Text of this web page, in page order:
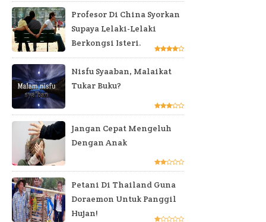
Profesor Di China Syorkan
Supaya Lelaki-Lelaki
Berkongsi Isteri.
Nisfu Syaaban, Malaikat
Tukar Buku?
Jangan Cepat Mengeluh
Dengan Anak
Petani Di Thailand Guna
Doraemon Untuk Panggil
Hujan!